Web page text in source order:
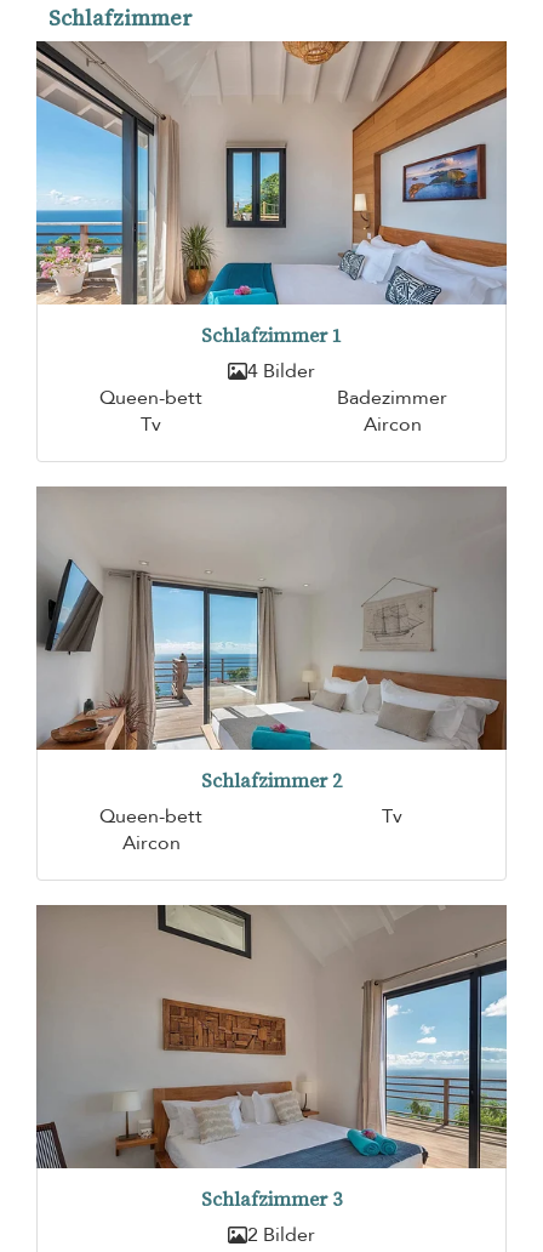
Schlafzimmer
Schlafzimmer 1
4 Bilder
Queen-bett
Badezimmer
Tv
Aircon
Schlafzimmer 2
Queen-bett
Tv
Aircon
Schlafzimmer 3
2 Bilder